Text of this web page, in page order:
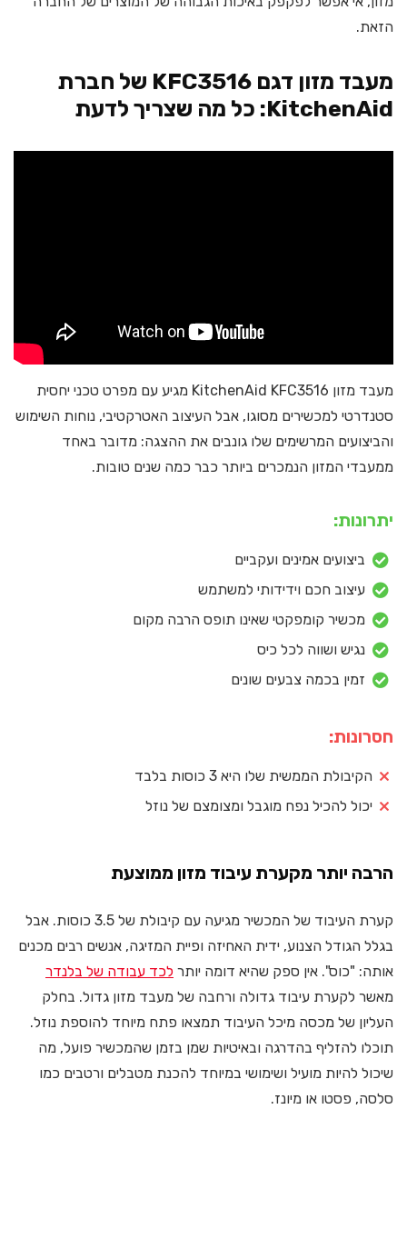
הזאת.
מעבד מזון דגם KFC3516 של חברת
KitchenAid: כל מה שצריך לדעת
מעבד מזון KitchenAid KFC3516 מגיע עם מפרט טכני יחסית
סטנדרטי למכשירים מסוגו, אבל העיצוב האטרקטיבי, נוחות השימוש
והביצועים המרשימים שלו גונבים את ההצגה: מדובר באחד
ממעבדי המזון הנמכרים ביותר כבר כמה שנים טובות.
יתרונות:
ביצועים אמינים ועקביים
עיצוב חכם וידידותי למשתמש
מכשיר קומפקטי שאינו תופס הרבה מקום
נגיש ושווה לכל כיס
זמין בכמה צבעים שונים
חסרונות:
הקיבולת הממשית שלו היא 3 כוסות בלבד
יכול להכיל נפח מוגבל ומצומצם של נוזל
הרבה יותר מקערת עיבוד מזון ממוצעת
קערת העיבוד של המכשיר מגיעה עם קיבולת של 3.5 כוסות. אבל
בגלל הגודל הצנוע, ידית האחיזה ופיית המזיגה, אנשים רבים מכנים
אותה: "כוס". אין ספק שהיא דומה יותר לכד עבודה של בלנדר
מאשר לקערת עיבוד גדולה ורחבה של מעבד מזון גדול. בחלק
העליון של מכסה מיכל העיבוד תמצאו פתח מיוחד להוספת נוזל.
תוכלו להזליף בהדרגה ובאיטיות שמן בזמן שהמכשיר פועל, מה
שיכול להיות מועיל ושימושי במיוחד להכנת מטבלים ורטבים כמו
סלסה, פסטו או מיונז.